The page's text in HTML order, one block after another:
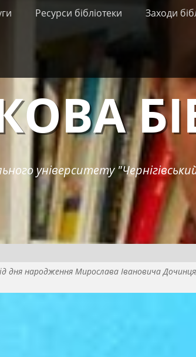
Ресурси бібліотеки Заходи
університету
народження Мирослава Івановича Дочинця,